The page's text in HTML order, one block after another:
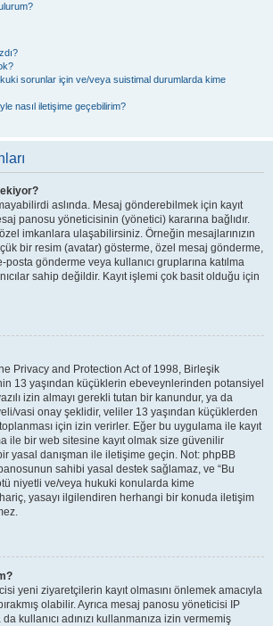
sorunlar için ve/veya suistimal durumlarda kime
nasıl iletişime geçebilirim?
aslında. Mesaj gönderebilmek için kayıt
panosu yöneticisinin (yönetici) kararına bağlıdır.
imkanlara ulaşabilirsiniz. Örneğin mesajlarınızın
bir resim (avatar) gösterme, özel mesaj gönderme,
e-posta gönderme veya kullanıcı gruplarına katılma
sahip değildir. Kayıt işlemi çok basit olduğu için
Privacy and Protection Act of 1998, Birleşik
13 yaşından küçüklerin ebeveynlerinden potansiyel
izin almayı gerekli tutan bir kanundur, ya da
vasi onay şeklidir, veliler 13 yaşından küçüklerden
için izin verirler. Eğer bu uygulama ile kayıt
ile bir web sitesine kayıt olmak size güvenilir
yasal danışman ile iletişime geçin. Not: phpBB
sahibi yasal destek sağlamaz, ve “Bu
niyetli ve/veya hukuki konularda kime
yasayı ilgilendiren herhangi bir konuda iletişim
yeni ziyaretçilerin kayıt olmasını önlemek amacıyla
olabilir. Ayrıca mesaj panosu yöneticisi IP
kullanıcı adınızı kullanmanıza izin vermemiş